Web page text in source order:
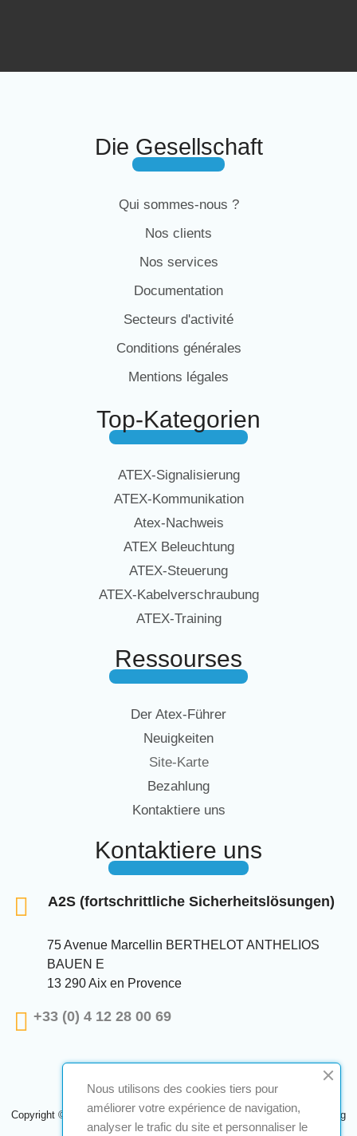
Die Gesellschaft
Qui sommes-nous ?
Nos clients
Nos services
Documentation
Secteurs d'activité
Conditions générales
Mentions légales
Top-Kategorien
ATEX-Signalisierung
ATEX-Kommunikation
Atex-Nachweis
ATEX Beleuchtung
ATEX-Steuerung
ATEX-Kabelverschraubung
ATEX-Training
Ressourses
Der Atex-Führer
Neuigkeiten
Site-Karte
Bezahlung
Kontaktiere uns
Kontaktiere uns
A2S (fortschrittliche Sicherheitslösungen)
75 Avenue Marcellin BERTHELOT ANTHELIOS
BAUEN E
13 290 Aix en Provence
+33 (0) 4 12 28 00 69
Copyright © 2024 A2S ATEX. Alle Rechte vorbehalten. Eine Realisierung
Navilog
Nous utilisons des cookies tiers pour
améliorer votre expérience de navigation,
analyser le trafic du site et personnaliser le